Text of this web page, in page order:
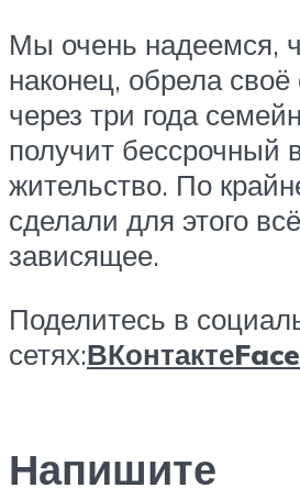
Мы очень надеемся,
наконец, обрела своё
через три года
получит бессрочный
жительство. По
сделали для этого
зависящее.
Поделитесь в
сетях:ВКонтакте
Напишите